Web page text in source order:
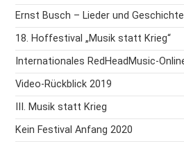
Ernst Busch – Lieder und
18. Hoffestival „Musik statt Krieg“
Internationales RedHeadMusic-
Video-Rückblick 2019
III. Musik statt Krieg
Kein Festival Anfang 2020